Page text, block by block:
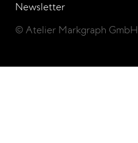
Newsletter
© Atelier Markgraph GmbH